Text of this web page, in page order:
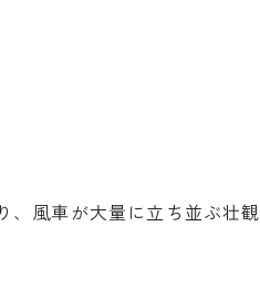
、風車が大量に立ち並ぶ壮観